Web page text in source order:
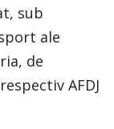
sub
ale
de
AFDJ